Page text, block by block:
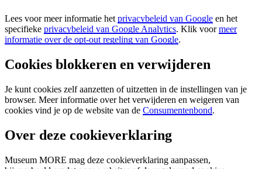
Lees voor meer informatie hetprivacybeleid van Google en het
specifieke privacybeleid van Google Analytics. Klik voormeer
informatie over de opt-out regeling van Google.
Cookies blokkeren en verwijderen
Je kunt cookies zelf aanzetten of uitzetten in de instellingen van je
browser. Meer informatie over het verwijderen en weigeren van
cookies vind je op de website van de Consumentenbond.
Over deze cookieverklaring
Museum MORE mag deze cookieverklaring aanpassen,